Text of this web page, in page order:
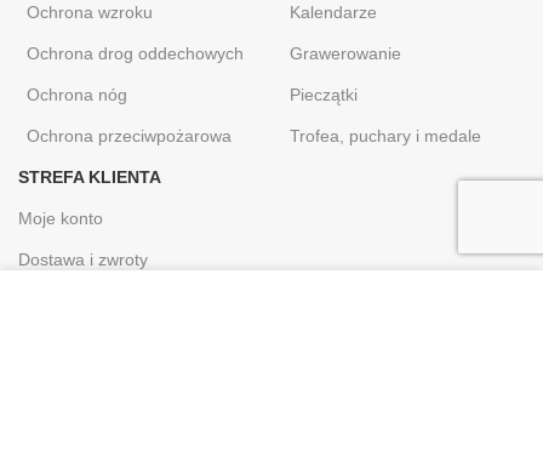
Ochrona wzroku
Ochrona drog oddechowych
Ochrona nóg
Ochrona przeciwpożarowa
Kalendarze
Grawerowanie
Pieczątki
Trofea, puchary i medale
STREFA KLIENTA
Moje konto
Dostawa i zwroty